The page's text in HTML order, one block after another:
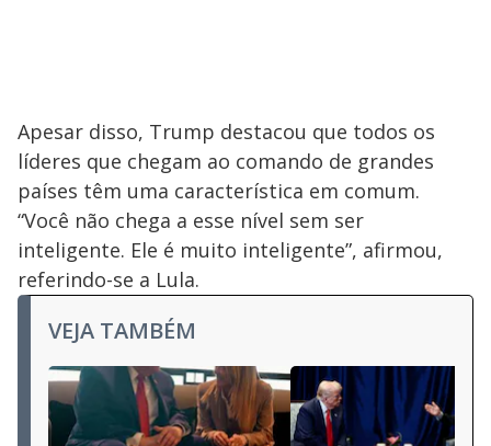
Apesar disso, Trump destacou que todos os
líderes que chegam ao comando de grandes
países têm uma característica em comum.
“Você não chega a esse nível sem ser
inteligente. Ele é muito inteligente”, afirmou,
referindo-se a Lula.
VEJA TAMBÉM